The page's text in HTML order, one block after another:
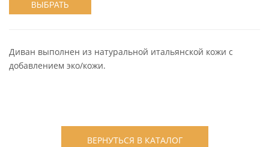
ВЫБРАТЬ
Диван выполнен из натуральной итальянской кожи с
добавлением эко/кожи.
ВЕРНУТЬСЯ В КАТАЛОГ